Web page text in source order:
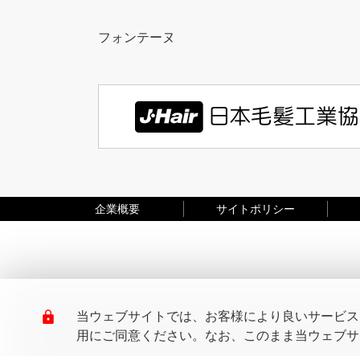
フォンテーヌ
企業概要 サイトポリシー
当ウェブサイトでは、お客様により良いサービ
用にご同意ください。なお、このまま当ウェブ